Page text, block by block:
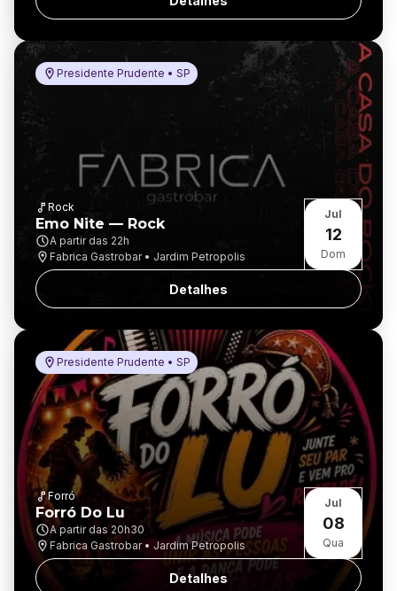
Presidente Prudente • SP
Rock
Emo Nite — Rock
A partir das 22h
Fabrica Gastrobar • Jardim Petropolis
Jul
12
Dom
Detalhes
Presidente Prudente • SP
Forró
Forró Do Lu
A partir das 20h30
Fabrica Gastrobar • Jardim Petropolis
Jul
08
Qua
Detalhes